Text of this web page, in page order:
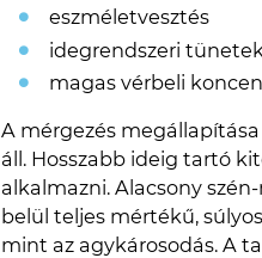
eszméletvesztés
idegrendszeri
magas vérbeli
A mérgezés
áll. Hosszabb ideig tartó
alkalmazni. Alacsony
belül teljes mértékű,
mint az agykárosodás. A